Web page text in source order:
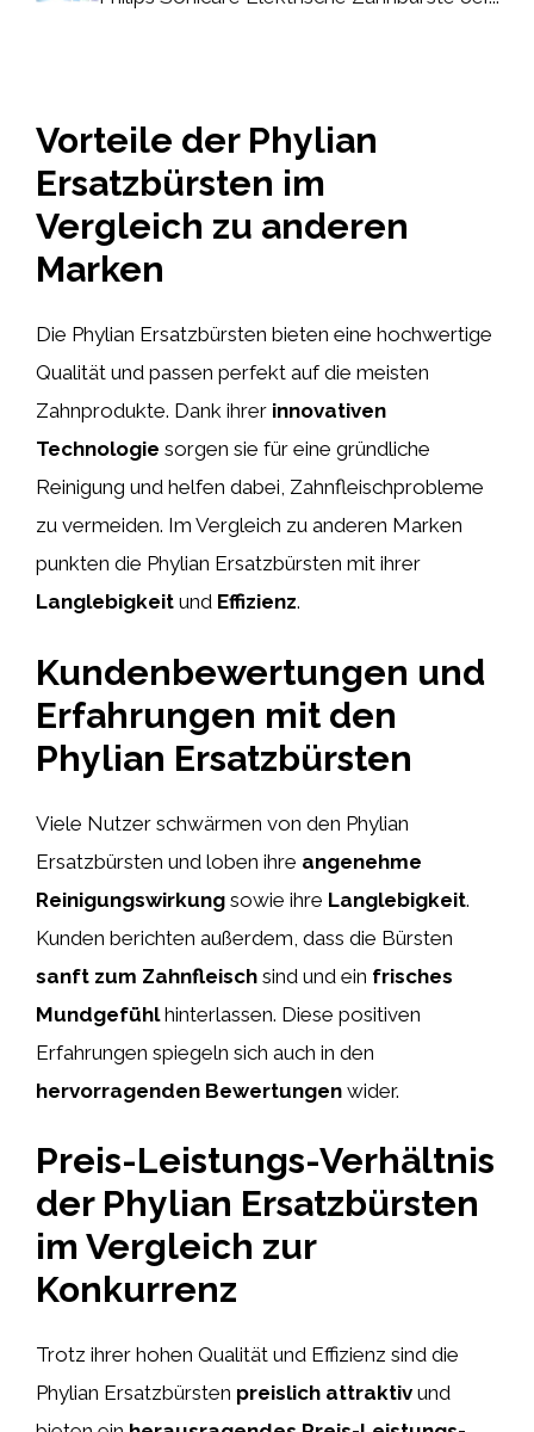
Vorteile der Phylian
Ersatzbürsten im
Vergleich zu anderen
Marken
Die Phylian Ersatzbürsten bieten eine hochwertige
Qualität und passen perfekt auf die meisten
Zahnprodukte. Dank ihrer innovativen
Technologie sorgen sie für eine gründliche
Reinigung und helfen dabei, Zahnfleischprobleme
zu vermeiden. Im Vergleich zu anderen Marken
punkten die Phylian Ersatzbürsten mit ihrer
Langlebigkeit und Effizienz.
Kundenbewertungen und
Erfahrungen mit den
Phylian Ersatzbürsten
Viele Nutzer schwärmen von den Phylian
Ersatzbürsten und loben ihre angenehme
Reinigungswirkung sowie ihre Langlebigkeit.
Kunden berichten außerdem, dass die Bürsten
sanft zum Zahnfleisch sind und ein frisches
Mundgefühlhinterlassen. Diese positiven
Erfahrungen spiegeln sich auch in den
hervorragenden Bewertungen wider.
Preis-Leistungs-Verhältnis
der Phylian Ersatzbürsten
im Vergleich zur
Konkurrenz
Trotz ihrer hohen Qualität und Effizienz sind die
Phylian Ersatzbürsten preislich attraktiv und